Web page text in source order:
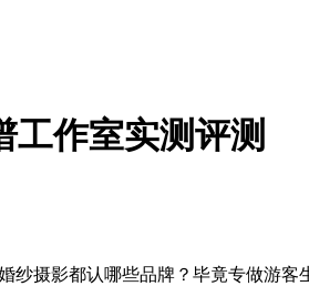
工作室实测评测
摄影都认哪些品牌？毕竟专做游客